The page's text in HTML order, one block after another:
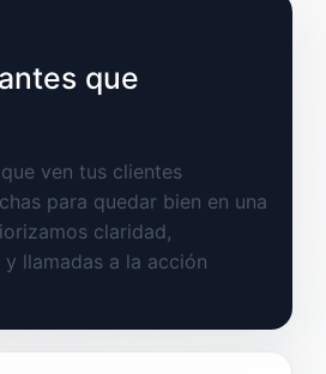
que
ven tus clientes
para quedar bien en una
claridad,
llamadas a la acción